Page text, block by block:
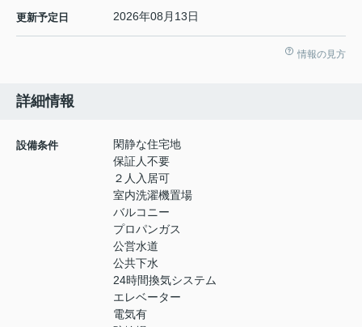
更新予定日 2026年08月13日
情報の見方
詳細情報
設備条件
閑静な住宅地
保証人不要
２人入居可
室内洗濯機置場
バルコニー
プロパンガス
公営水道
公共下水
24時間換気システム
エレベーター
電気有